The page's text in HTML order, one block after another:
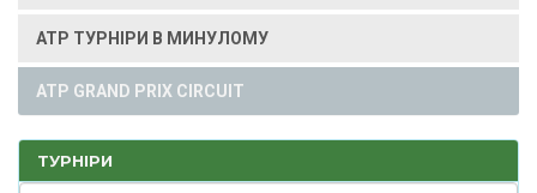
ATP ТУРНІРИ В МИНУЛОМУ
ATP GRAND PRIX CIRCUIT
ТУРНІРИ